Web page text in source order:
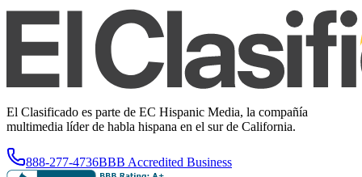
El Clasificado es parte de EC Hispanic Media, la compañía
multimedia líder de habla hispana en el sur de California.
888-277-4736BBB Accredited Business